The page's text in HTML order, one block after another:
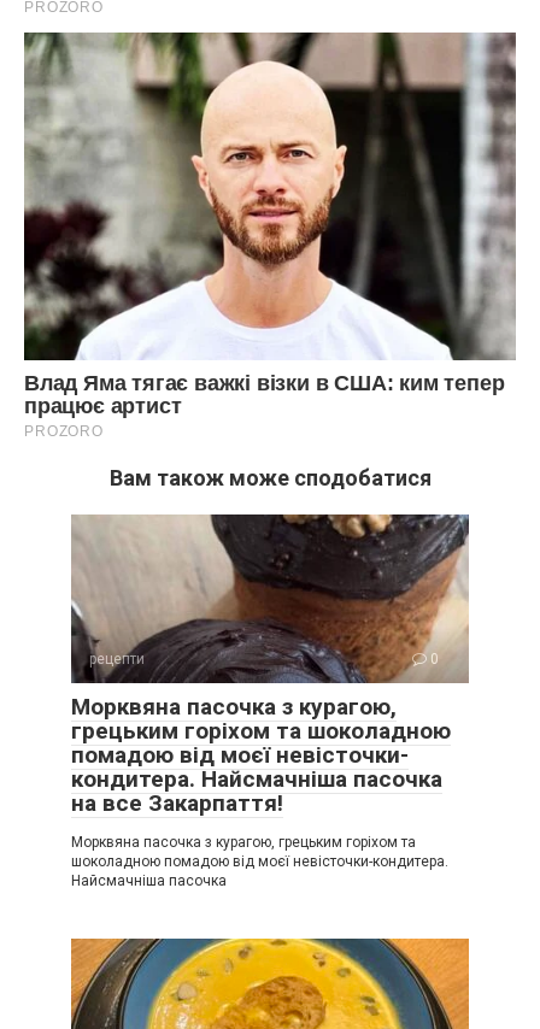
Вам також може сподобатися
рецепти 0
Морквяна пасочка з курагою,
грецьким горіхом та шоколадною
помадою від моєї невісточки-
кондитера. Найсмачніша пасочка
на все Закарпаття!
Морквяна пасочка з курагою, грецьким горіхом та
шоколадною помадою від моєї невісточки-кондитера.
Найсмачніша пасочка